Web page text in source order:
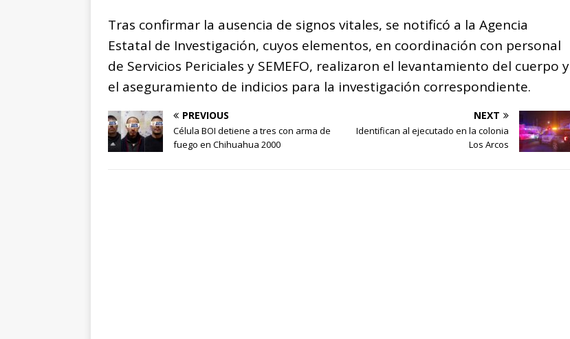
Tras confirmar la ausencia de signos vitales, se notificó a la Agencia
Estatal de Investigación, cuyos elementos, en coordinación con personal
de Servicios Periciales y SEMEFO, realizaron el levantamiento del cuerpo y
el aseguramiento de indicios para la investigación correspondiente.
PREVIOUS
Célula BOI detiene a tres con arma de
fuego en Chihuahua 2000
NEXT
Identifican al ejecutado en la colonia
Los Arcos